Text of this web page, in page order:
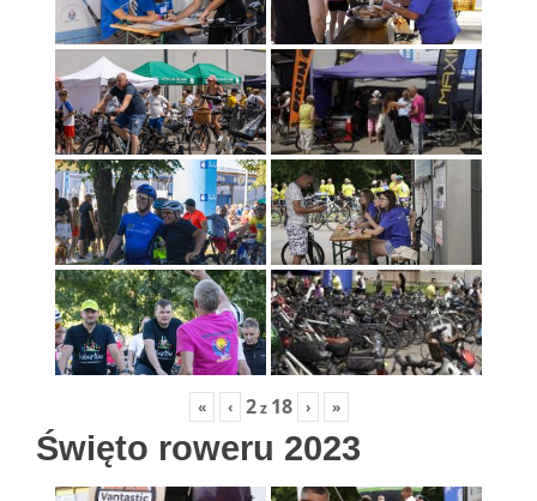
« ‹ 2z 18 › »
Święto roweru 2023